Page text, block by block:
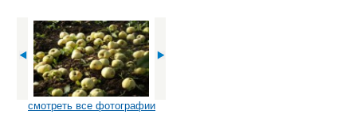
смотреть все фотографии